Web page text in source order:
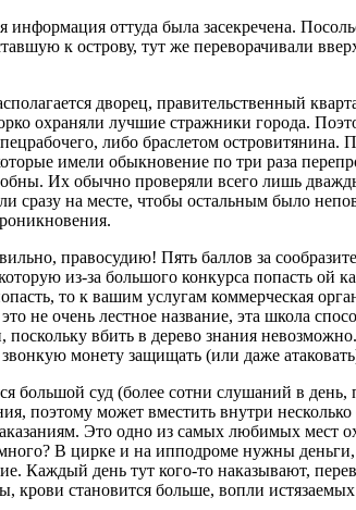
информация оттуда была засекречена.
к острову, тут же переворачивали
дворец, правительственный
охраняли лучшие стражники города.
либо браслетом
имели обыкновение по три раза
Их обычно проверяли всего лишь
сразу на месте, чтобы остальным было
правосудию! Пять баллов за
из-за большого конкурса попасть ой
то к вашим услугам коммерческая
не очень лестное название, эта школа
вбить в дерево знания
монету защищать (или даже
большой суд (более сотни слушаний в
поэтому может вместить внутри
Это одно из самых любимых мест
В цирке и на ипподроме нужны
Каждый день тут кого-то наказывают,
становится больше, вопли